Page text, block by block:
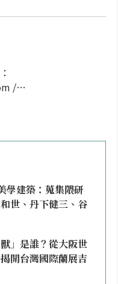
/
學建築：蒐集隈研
世、丹下健三、谷
」是誰？從大阪世
開台灣國際蘭展吉